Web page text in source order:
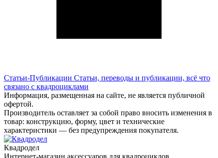
Статьи-Публикации Статьи, переводы и публикации, всё что
связано с квадроциклами
Информация, размещенная на сайте, не является публичной
офертой.
Производитель оставляет за собой право вносить изменения в
товар: конструкцию, форму, цвет и технические
характеристики — без предупреждения покупателя.
Квадродел